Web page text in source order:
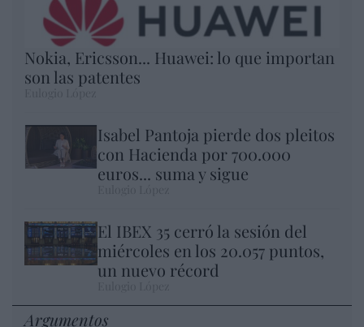
Nokia, Ericsson... Huawei: lo que importan
son las patentes
Isabel Pantoja pierde dos pleitos
con Hacienda por 700.000
euros... suma y sigue
El IBEX 35 cerró la sesión del
miércoles en los 20.057 puntos,
un nuevo récord
Argumentos